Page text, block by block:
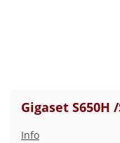
Gigaset S650H
Info